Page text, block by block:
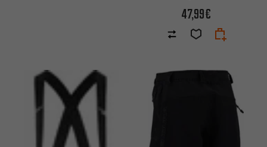
47,99€